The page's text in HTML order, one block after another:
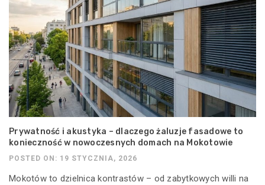
Prywatność i akustyka – dlaczego żaluzje fasadowe to
konieczność w nowoczesnych domach na Mokotowie
POSTED ON: 19 STYCZNIA, 2026
Mokotów to dzielnica kontrastów – od zabytkowych willi na